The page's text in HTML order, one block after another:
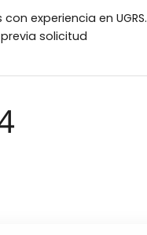
experiencia en UGRS.
solicitud